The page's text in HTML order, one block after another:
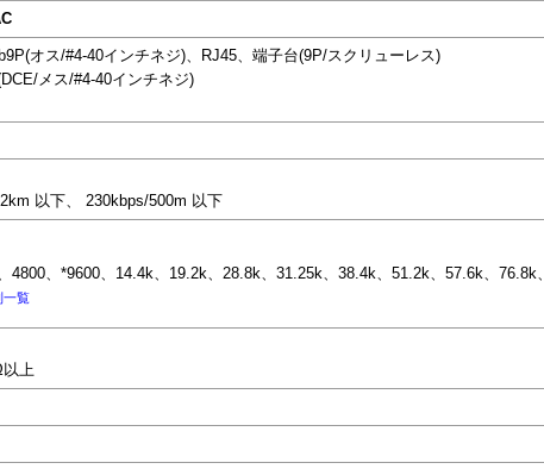
オス/#4-40インチネジ)、RJ45、端子台(9P/スクリューレス)
メス/#4-40インチネジ)
以下、 230kbps/500m 以下
4800、*9600、14.4k、19.2k、28.8k、31.25k、38.4k、51.2k、57.6k、76.8k
一覧
以上